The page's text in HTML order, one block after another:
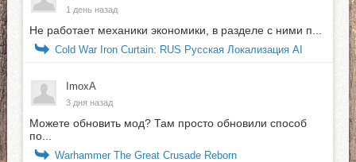
1 день назад
Не работает механики экономики, в разделе с ними п...
Cold War Iron Curtain: RUS Русская Локализация AI
ImoxA
3 дня назад
Можете обновить мод? Там просто обновили способ
по...
Warhammer The Great Crusade Reborn